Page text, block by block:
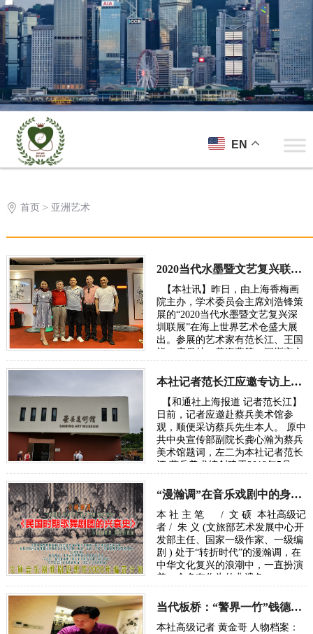
EN
首页 > 亚洲艺术
2020当代水墨暨文艺复兴联展深圳海上世界隆重展出
【本社讯】昨日，由上海香梅画
院主办，学术委员会主席刘浩锋策
展的“2020当代水墨暨文艺复兴深
圳联展”在海上世界艺术仓盛大展
出。参展的艺术家有范长江、王国
祥、庄保林、黄海燕等。深圳市文
党…
时间：2020-10-19
本社记者范长江应邀专访上海蔡兵美术馆
【和通社上海报道 记者范长江】
日前，记者应邀赴蔡兵美术馆参
观，顺便采访蔡兵先生本人。 原中
共中央宣传部副院长龚心瀚为蔡兵
美术馆题词，左二为本社记者范长
江 蔡兵美术馆创建于2019年5月，
时间：2020-07-15 “漫瀚调”在音乐戏剧中的身份识别与转换
本 社 主 笔 / 文 硕 本社高级记
者 / 朱 义 (文旅部艺术发展中心开
发部主任、国家一级作家、一级编
剧 ) 处于“转折时代”的漫瀚调，在
中华文化复兴的浪潮中，一直扮演
着一个多有作为的非遗角…
时间：2020-04-21
当代板桥：“警界一竹”钱德金“为爱而画”
本社高级记者 黄金哥 人物档案：